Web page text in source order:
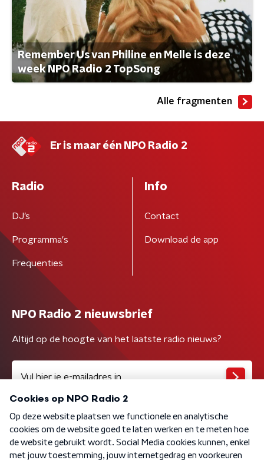
Remember Us van Philine en Melle is deze
week NPO Radio 2 TopSong
Alle fragmenten
Er is maar één NPO Radio 2
Radio
DJ’s
Programma's
Frequenties
Info
Contact
Download de app
NPO Radio 2 nieuwsbrief
Altijd op de hoogte van het laatste radio nieuws?
Algemene voorwaarden